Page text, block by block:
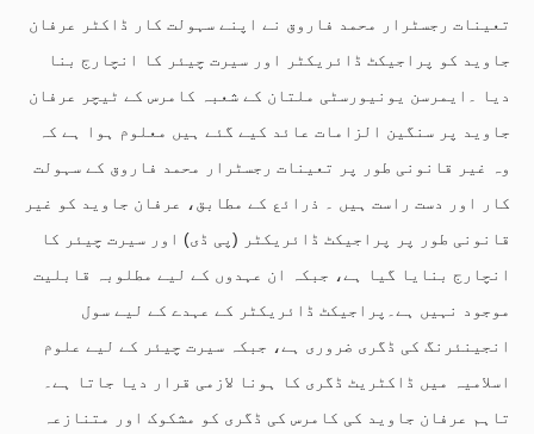
تعینات رجسٹرار محمد فاروق نے اپنے سہولت کار ڈاکٹر عرفان
جاوید کو پراجیکٹ ڈائریکٹر اور سیرت چیئر کا انچارج بنا
دیا ۔ایمرسن یونیورسٹی ملتان کے شعبہ کامرس کے ٹیچر عرفان
جاوید پر سنگین الزامات عائد کیے گئے ہیں معلوم ہوا ہے کہ
وہ غیر قانونی طور پر تعینات رجسٹرار محمد فاروق کے سہولت
کار اور دست راست ہیں ۔ ذرائع کے مطابق، عرفان جاوید کو غیر
قانونی طور پر پراجیکٹ ڈائریکٹر (پی ڈی) اور سیرت چیئر کا
انچارج بنایا گیا ہے، جبکہ ان عہدوں کے لیے مطلوبہ قابلیت
موجود نہیں ہے۔پراجیکٹ ڈائریکٹر کے عہدے کے لیے سول
انجینئرنگ کی ڈگری ضروری ہے، جبکہ سیرت چیئر کے لیے علوم
اسلامیہ میں ڈاکٹریٹ ڈگری کا ہونا لازمی قرار دیا جاتا ہے۔
تاہم عرفان جاوید کی کامرس کی ڈگری کو مشکوک اور متنازعہ